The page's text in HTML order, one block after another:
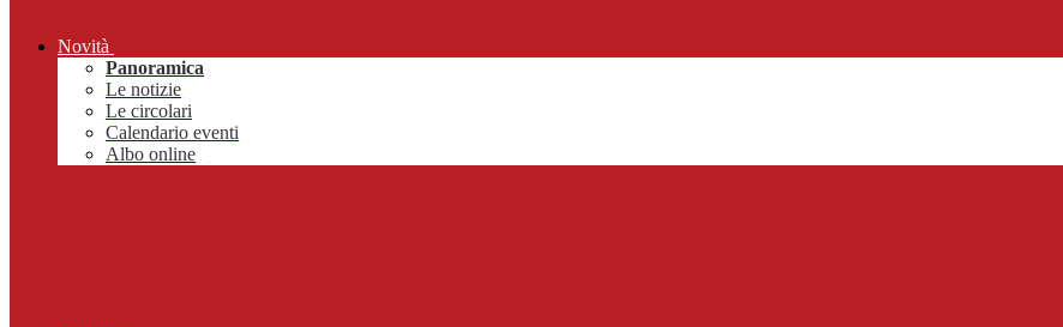
Novità
Panoramica
Le notizie
Le circolari
Calendario eventi
Albo online